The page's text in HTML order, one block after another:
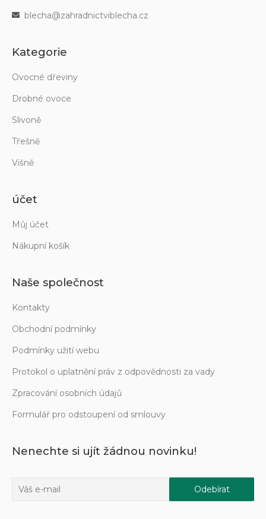
blecha@zahradnictviblecha.cz
Kategorie
Ovocné dřeviny
Drobné ovoce
Slivoně
Třešně
Višně
účet
Můj účet
Nákupní košík
Naše společnost
Kontakty
Obchodní podmínky
Podmínky užití webu
Protokol o uplatnění práv z odpovědnosti za vady
Zpracování osobních údajů
Formulář pro odstoupení od smlouvy
Nenechte si ujít žádnou novinku!